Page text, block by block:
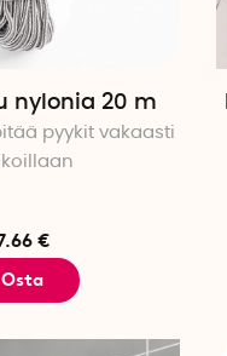
nylonia 20 m
pyykit vakaasti
€
Osta